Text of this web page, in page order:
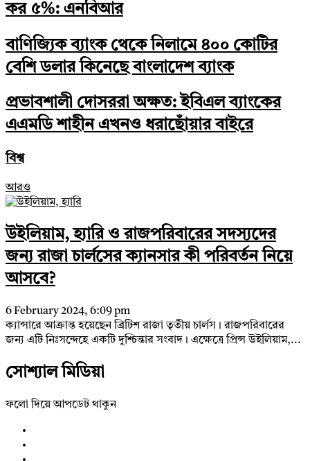
কর ৫%: এনবিআর
বাণিজ্যিক ব্যাংক থেকে নিলামে ৪০০ কোটির
বেশি ডলার কিনেছে বাংলাদেশ ব্যাংক
প্রভাবশালী দোসররা অক্ষত: ইবিএল ব্যাংকের
এএমডি শাহীন এখনও ধরাছোঁয়ার বাইরে
বিশ্ব
আরও
উইলিয়াম, হ্যারি ও রাজপরিবারের সদস্যদের
জন্য রাজা চার্লসের ক্যানসার কী পরিবর্তন নিয়ে
আসবে?
6 February 2024, 6:09 pm
ক্যান্সারে আক্রান্ত হয়েছেন ব্রিটিশ রাজা তৃতীয় চার্লস। রাজপরিবারের
জন্য এটি নিঃসন্দেহে একটি দুশ্চিন্তার সংবাদ। এক্ষেত্রে প্রিন্স উইলিয়াম,...
সোশ্যাল মিডিয়া
ফলো দিয়ে আপডেট থাকুন